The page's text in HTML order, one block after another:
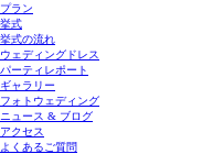
プラン
挙式
挙式の流れ
ウェディングドレス
パーティレポート
ギャラリー
フォトウェディング
ニュース & ブログ
アクセス
よくあるご質問